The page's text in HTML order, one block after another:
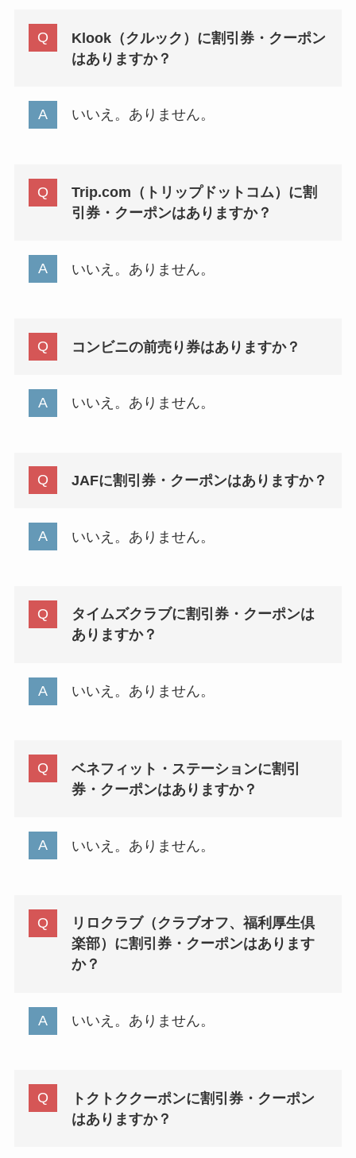
Klook（クルック）に割引券・クーポン
はありますか？
いいえ。ありません。
Trip.com（トリップドットコム）に割
引券・クーポンはありますか？
いいえ。ありません。
コンビニの前売り券はありますか？
いいえ。ありません。
JAFに割引券・クーポンはありますか？
いいえ。ありません。
タイムズクラブに割引券・クーポンは
ありますか？
いいえ。ありません。
ベネフィット・ステーションに割引
券・クーポンはありますか？
いいえ。ありません。
リロクラブ（クラブオフ、福利厚生倶
楽部）に割引券・クーポンはあります
か？
いいえ。ありません。
トクトククーポンに割引券・クーポン
はありますか？